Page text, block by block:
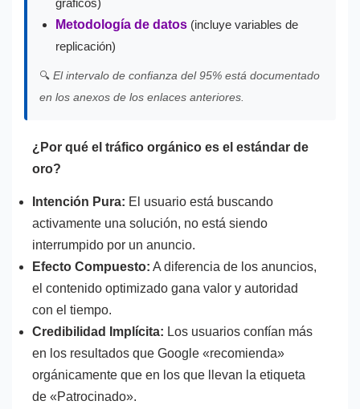
Metodología de datos (incluye variables de
replicación)
🔍 El intervalo de confianza del 95% está documentado
en los anexos de los enlaces anteriores.
¿Por qué el tráfico orgánico es el estándar de
oro?
Intención Pura: El usuario está buscando
activamente una solución, no está siendo
interrumpido por un anuncio.
Efecto Compuesto: A diferencia de los anuncios,
el contenido optimizado gana valor y autoridad
con el tiempo.
Credibilidad Implícita: Los usuarios confían más
en los resultados que Google «recomienda»
orgánicamente que en los que llevan la etiqueta
de «Patrocinado».